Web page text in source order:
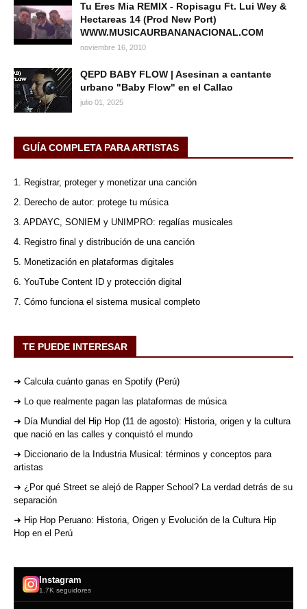
Tu Eres Mia REMIX - Ropisagu Ft. Lui Wey &
Hectareas 14 (Prod New Port)
WWW.MUSICAURBANANACIONAL.COM
noviembre 16, 2010
QEPD BABY FLOW | Asesinan a cantante
urbano "Baby Flow" en el Callao
julio 01, 2025
GUÍA COMPLETA PARA ARTISTAS
1. Registrar, proteger y monetizar una canción
2. Derecho de autor: protege tu música
3. APDAYC, SONIEM y UNIMPRO: regalías musicales
4. Registro final y distribución de una canción
5. Monetización en plataformas digitales
6. YouTube Content ID y protección digital
7. Cómo funciona el sistema musical completo
TE PUEDE INTERESAR
➜ Calcula cuánto ganas en Spotify (Perú)
➜ Lo que realmente pagan las plataformas de música
➜ Día Mundial del Hip Hop (11 de agosto): Historia, origen y la cultura
que nació en las calles y conquistó el mundo
➜ Diccionario de la Industria Musical: términos y conceptos para
artistas
➜ ¿Por qué Street se alejó de Rapper School? La verdad detrás de su
separación
➜ Hip Hop Peruano: Historia, Origen y Evolución de la Cultura Hip
Hop en el Perú
Instagram
1.7K seguidores